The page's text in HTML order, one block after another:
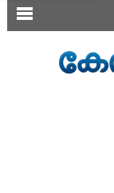
SECTIONS